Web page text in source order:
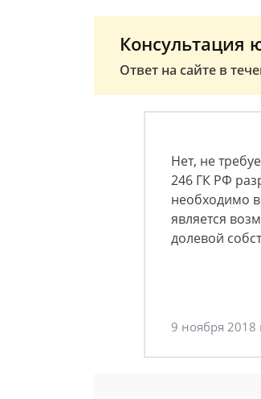
Консультация
Ответ на сайте в
Нет, не
246 ГК РФ
необходимо
является
долевой
9 ноября 2018